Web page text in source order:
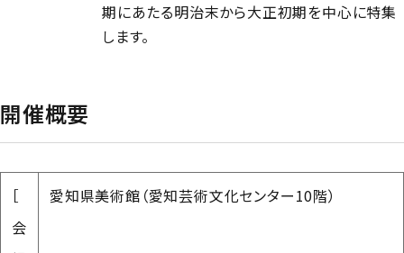
期にあたる明治末から大正初期を中心に特集
します。
開催概要
［
会
愛知県美術館（愛知芸術文化センター10階）